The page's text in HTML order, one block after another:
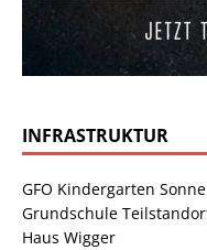
INFRASTRUKTUR
GFO Kindergarten
Grundschule
Haus Wigger